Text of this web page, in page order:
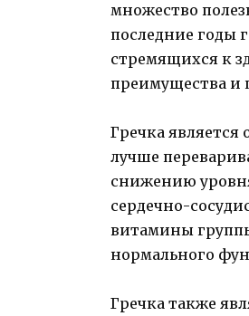
множество
последние годы
стремящихся к
преимущества и
Гречка
лучше
снижению
сердечно-
витамины
нормального
Гречка также